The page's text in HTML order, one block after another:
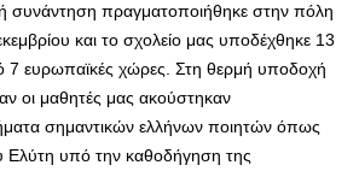
συνάντηση πραγματοποιήθηκε στην πόλη
και το σχολείο μας υποδέχθηκε 13
7 ευρωπαϊκές χώρες. Στη θερμή υποδοχή
οι μαθητές μας ακούστηκαν
σημαντικών ελλήνων ποιητών όπως
Ελύτη υπό την καθοδήγηση της